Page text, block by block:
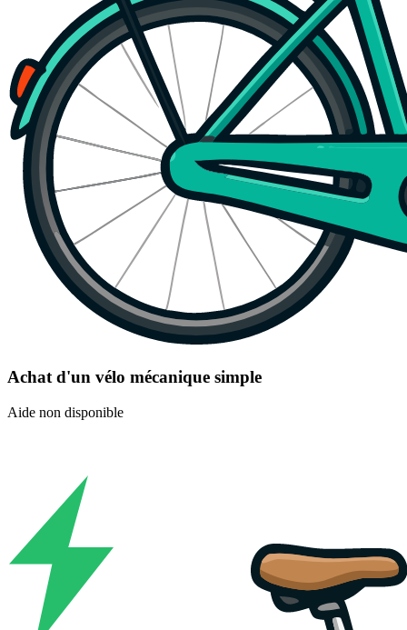
Achat d'un vélo mécanique simple
Aide non disponible